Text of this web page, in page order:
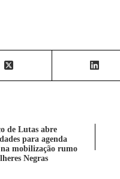
de Lutas abre
para agenda
mobilização rumo
Negras